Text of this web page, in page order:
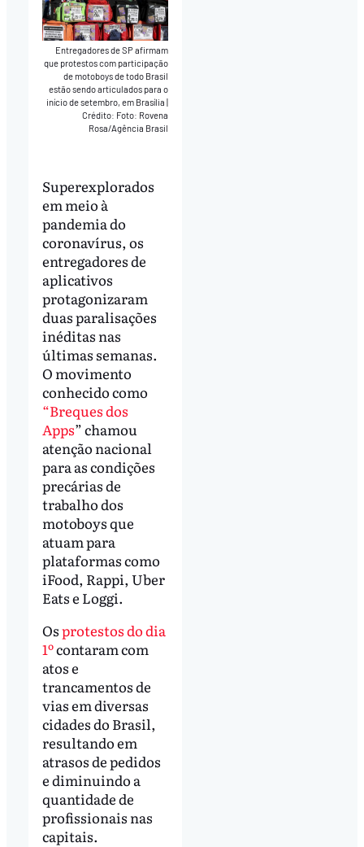
Entregadores de SP afirmam
que protestos com participação
de motoboys de todo Brasil
estão sendo articulados para o
início de setembro, em Brasília
Crédito: Foto: Rovena
Rosa/Agência Brasil
Superexplorados
em meio à
pandemia do
coronavírus, os
entregadores de
aplicativos
protagonizaram
duas paralisações
inéditas nas
últimas semanas.
O movimento
conhecido como
“Breques dos
Apps” chamou
atenção nacional
para as condições
precárias de
trabalho dos
motoboys que
atuam para
plataformas como
iFood, Rappi, Uber
Eats e Loggi.
Osprotestos do dia
1ºcontaram com
atos e
trancamentos de
vias em diversas
cidades do Brasil,
resultando em
atrasos de pedidos
e diminuindo a
quantidade de
profissionais nas
capitais.